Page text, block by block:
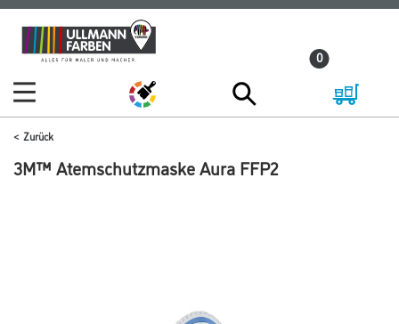
Zum
Inhalt
Zum
Navigationsmenü
0
Zurück
3M™ Atemschutzmaske Aura FFP2